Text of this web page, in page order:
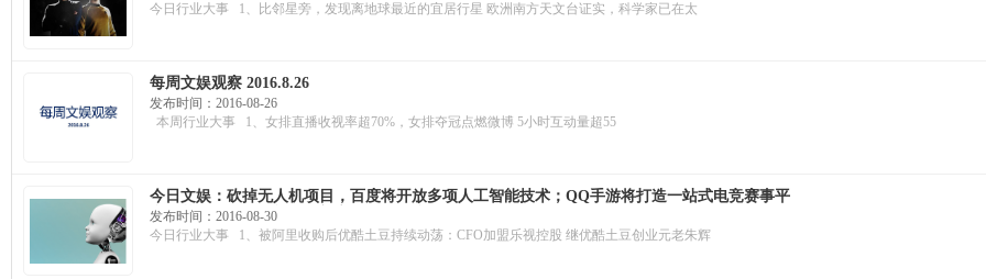
今日行业大事 1、比邻星旁，发现离地球最近的宜居行星 欧洲南方天文台证实，科学家已在太
每周文娱观察 2016.8.26
发布时间：2016-08-26
本周行业大事 1、女排直播收视率超70%，女排夺冠点燃微博 5小时互动量超55
今日文娱：砍掉无人机项目，百度将开放多项人工智能技术；QQ手游将打造一站式电竞赛事平
台；苹果在欧盟可能需要补交10亿欧元税收
发布时间：2016-08-30
今日行业大事 1、被阿里收购后优酷土豆持续动荡：CFO加盟乐视控股 继优酷土豆创业元老朱辉